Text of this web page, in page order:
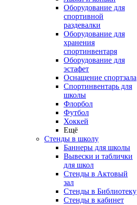
Оборудование для
спортивной
раздевалки
Оборудование для
хранения
спортинвентаря
Оборудование для
эстафет
Оснащение спортзала
Спортинвентарь для
школы
Флорбол
Футбол
Хоккей
Ещё
Стенды в школу
Баннеры для школы
Вывески и таблички
для школ
Стенды в Актовый
зал
Стенды в Библиотеку
Стенды в кабинет